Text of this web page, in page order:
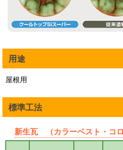
用途
屋根用
標準工法
新生瓦 （カラーベスト・コ